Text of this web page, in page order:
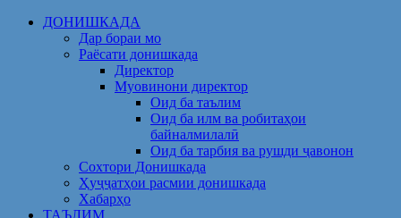
Skip
ДОНИШКАДА
Дар бораи мо
Раёсати донишкада
Директор
Муовинони директор
Оид ба таълим
Оид ба илм ва робитаҳои
байналмилалӣ
Оид ба тарбия ва рушди ҷавонон
Сохтори Донишкада
Ҳуҷҷатҳои расмии донишкада
Хабарҳо
ТАЪЛИМ